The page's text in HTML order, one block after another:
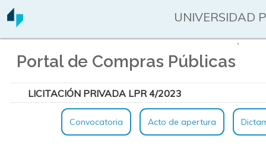
UNIVERSIDAD
Portal de Compras Públicas
`
LICITACIÓN PRIVADA LPR 4/2023
Convocatoria Acto de apertura